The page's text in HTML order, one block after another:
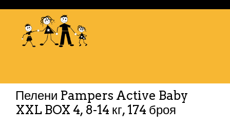
Пелени Pampers Active Baby
XXL BOX 4, 8-14 кг, 174 броя